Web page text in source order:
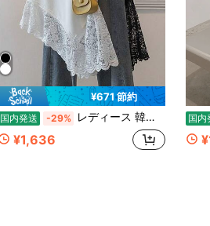
¥671 節約
国内発送 -29% レディース 韓国ファッション レース切り替え 半袖 Tシャツ トップス 2026春夏 新作 ゆったり シルエット ぽっちゃり 体型隠し 華奢見え 上品 フェミニン カジュアル レース刺繍 きれいめ デイリー 通学 お洒落
¥1,636
国内